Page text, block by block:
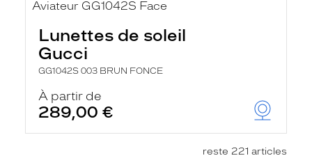
Lunettes de soleil
Gucci
GG1042S 003 BRUN FONCE
À partir de
289,00 €
reste 221 articles